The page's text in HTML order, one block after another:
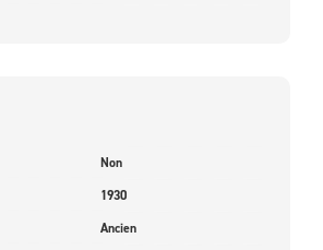
Non
1930
Ancien